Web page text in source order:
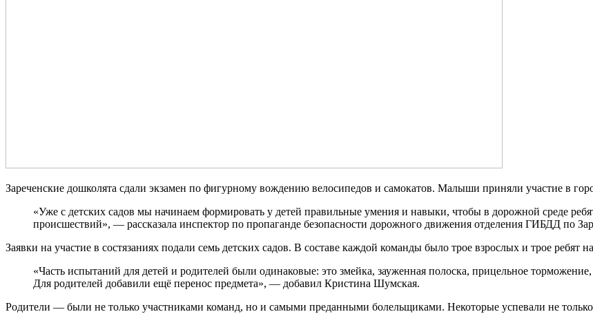
Зареченские дошколята сдали экзамен по фигурному вождению велосипедов и самокатов. Малыши приняли участие в
«Уже с детских садов мы начинаем формировать у детей правильные умения и навыки, чтобы в дорожной среде
происшествий», — рассказала инспектор по пропаганде безопасности дорожного движения отделения ГИБДД по
Заявки на участие в состязаниях подали семь детских садов. В составе каждой команды было трое взрослых и трое ребят
«Часть испытаний для детей и родителей были одинаковые: это змейка, зауженная полоска, прицельное
Для родителей добавили ещё перенос предмета», — добавил Кристина Шумская.
Родители — были не только участниками команд, но и самыми преданными болельщиками. Некоторые успевали не